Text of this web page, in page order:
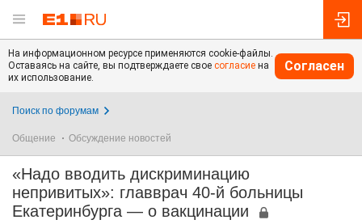
На информационном ресурсе применяются cookie-файлы.
Оставаясь на сайте, вы подтверждаете свое согласие на
их использование.
Согласен
Поиск по форумам
Общение Обсуждение новостей
«Надо вводить дискриминацию
непривитых»: главврач 40-й больницы
Екатеринбурга — о вакцинации